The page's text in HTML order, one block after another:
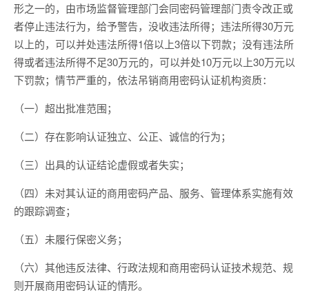
形之一的，由市场监督管理部门会同密码管理部门责令改正或
者停止违法行为，给予警告，没收违法所得；违法所得30万元
以上的，可以并处违法所得1倍以上3倍以下罚款；没有违法所
得或者违法所得不足30万元的，可以并处10万元以上30万元以
下罚款；情节严重的，依法吊销商用密码认证机构资质：
（一）超出批准范围；
（二）存在影响认证独立、公正、诚信的行为；
（三）出具的认证结论虚假或者失实；
（四）未对其认证的商用密码产品、服务、管理体系实施有效
的跟踪调查；
（五）未履行保密义务；
（六）其他违反法律、行政法规和商用密码认证技术规范、规
则开展商用密码认证的情形。